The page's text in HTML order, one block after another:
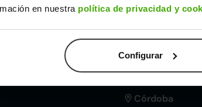
en nuestra política de privacidad y
Configurar
Dimensiones y otros datos
Largo
Ancho
1,82m
Alto
1,45m
Clicars:
Córdoba